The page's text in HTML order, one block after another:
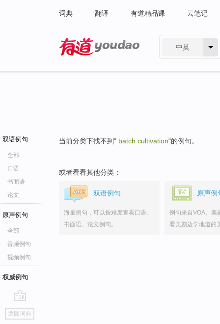
词典 翻译 有道精品课 云笔记
中英
双语例句
全部
口语
书面语
论文
原声例句
全部
音频例句
视频例句
权威例句
go
top
返回词典
当前分类下找不到" batch cultivation"的例句。
或者看看其他分类：
双语例句
海量例句，可以按难度查看口语、
书面语、论文例句。
原声例
例句来自VOA、美
看美剧边学地道的